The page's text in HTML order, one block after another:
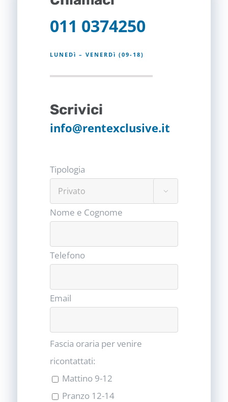
011 0374250
LUNEDì – VENERDì (09-18)
Scrivici
info@rentexclusive.it
Tipologia

Nome e Cognome
Telefono
Email
Fascia oraria per venire
ricontattati:
Mattino 9-12
Pranzo 12-14